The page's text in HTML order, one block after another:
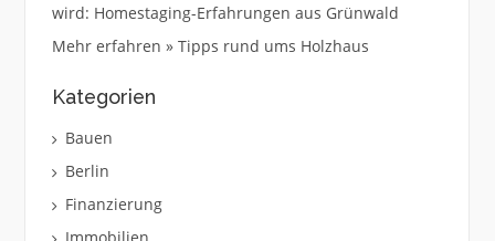
wird: Homestaging-Erfahrungen aus Grünwald
Mehr erfahren » Tipps rund ums Holzhaus
Kategorien
Bauen
Berlin
Finanzierung